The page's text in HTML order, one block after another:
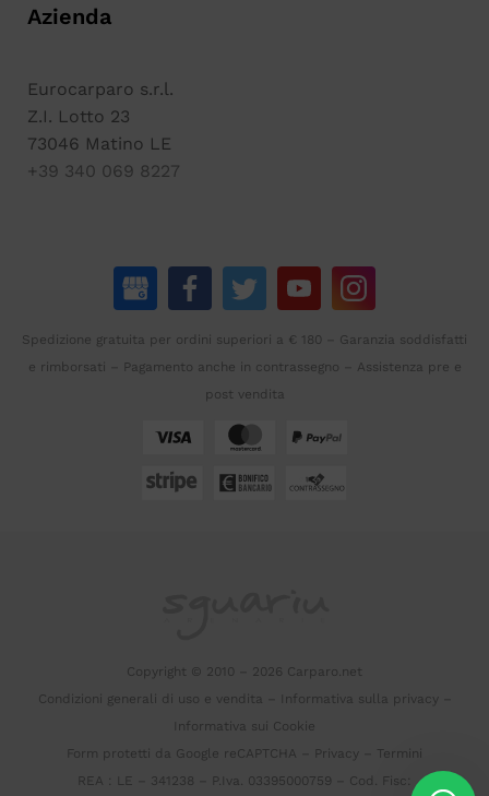
Azienda
Eurocarparo s.r.l.
Z.I. Lotto 23
73046 Matino LE
+39 340 069 8227
Spedizione gratuita per ordini superiori a € 180 – Garanzia soddisfatti
e rimborsati – Pagamento anche in contrassegno – Assistenza pre e
post vendita
Copyright © 2010 – 2026 Carparo.net
Condizioni generali di uso e vendita
Informativa sulla privacy–
Informativa sui Cookie
Form protetti da Google reCAPTCHA –
Privacy
Termini
REA : LE – 341238 – P.Iva. 03395000759 – Cod. Fisc: